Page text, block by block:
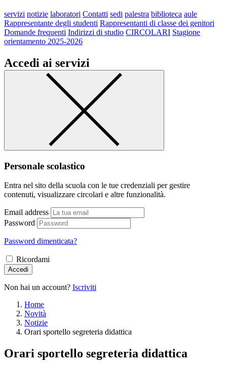
servizi notizie laboratori Contatti sedi palestra biblioteca aule
Rappresentante degli studenti Rappresentanti di classe dei genitori
Domande frequenti Indirizzi di studio CIRCOLARI Stagione
orientamento 2025-2026
Accedi ai servizi
Personale scolastico
Entra nel sito della scuola con le tue credenziali per gestire
contenuti, visualizzare circolari e altre funzionalità.
Email address
Password
Password dimenticata?
Ricordami
Accedi
Non hai un account? Iscriviti
Home
Novità
Notizie
Orari sportello segreteria didattica
Orari sportello segreteria didattica